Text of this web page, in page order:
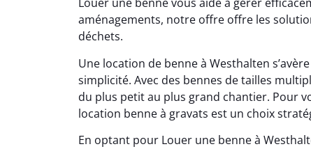
Louer une benne vous aide à gérer
aménagements, notre offre offre les
déchets.
Une location de benne à Westhalten
simplicité. Avec des bennes de tailles
du plus petit au plus grand chantier. Pour
location benne à gravats est un choix
En optant pour Louer une benne à